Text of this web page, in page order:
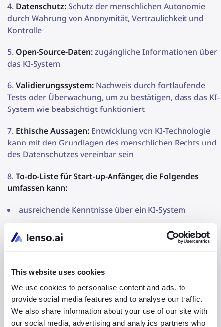
This website uses cookies
We use cookies to personalise content and ads, to
provide social media features and to analyse our traffic.
We also share information about your use of our site with
our social media, advertising and analytics partners who
Datenschutz:Schutz der menschlichen Autonomie
durch Wahrung von Anonymität, Vertraulichkeit und
Kontrolle
Open-Source-Daten:zugängliche Informationen über
das KI-System
Validierungssystem: Nachweis durch fortlaufende
Tests oder Überwachung, um zu bestätigen, dass das KI-
System wie beabsichtigt funktioniert
Ethische Aussagen: Entwicklung von KI-Technologie
kann mit den Grundlagen des menschlichen Rechts und
des Datenschutzes vereinbar sein
To-do-Liste für Start-up-Anfänger, die Folgendes
umfassen kann:
ausreichende Kenntnisse über ein KI-System
Informationen darüber, wie Test-, Evaluierungs-,
Verifizierungs- und Validierungsprozesse implementiert
informieren
Vorschlag für die Entwicklung einer
Organisationskultur, die das Risikomanagement für KI
integriert